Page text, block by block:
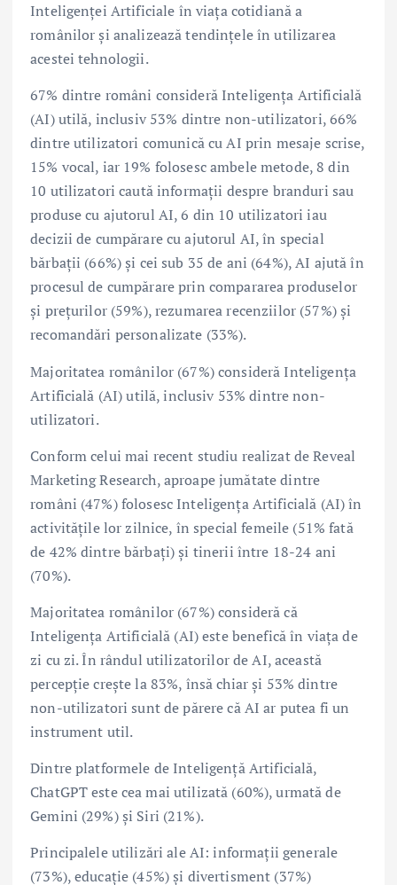
Inteligenței Artificiale în viața cotidiană a
românilor și analizează tendințele în utilizarea
acestei tehnologii.
67% dintre români consideră Inteligența Artificială
(AI) utilă, inclusiv 53% dintre non-utilizatori, 66%
dintre utilizatori comunică cu AI prin mesaje scrise,
15% vocal, iar 19% folosesc ambele metode, 8 din
10 utilizatori caută informații despre branduri sau
produse cu ajutorul AI, 6 din 10 utilizatori iau
decizii de cumpărare cu ajutorul AI, în special
bărbații (66%) și cei sub 35 de ani (64%), AI ajută în
procesul de cumpărare prin compararea produselor
și prețurilor (59%), rezumarea recenziilor (57%) și
recomandări personalizate (33%).
Majoritatea românilor (67%) consideră Inteligența
Artificială (AI) utilă, inclusiv 53% dintre non-
utilizatori.
Conform celui mai recent studiu realizat de Reveal
Marketing Research, aproape jumătate dintre
români (47%) folosesc Inteligența Artificială (AI) în
activitățile lor zilnice, în special femeile (51% fată
de 42% dintre bărbați) și tinerii între 18-24 ani
(70%).
Majoritatea românilor (67%) consideră că
Inteligența Artificială (AI) este benefică în viața de
zi cu zi. În rândul utilizatorilor de AI, această
percepție crește la 83%, însă chiar și 53% dintre
non-utilizatori sunt de părere că AI ar putea fi un
instrument util.
Dintre platformele de Inteligență Artificială,
ChatGPT este cea mai utilizată (60%), urmată de
Gemini (29%) și Siri (21%).
Principalele utilizări ale AI: informații generale
(73%), educație (45%) și divertisment (37%)